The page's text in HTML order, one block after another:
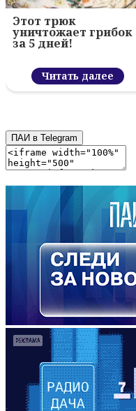
Этот трюк
уничтожает грибок
за 5 дней!
Читать далее
ПАИ в Telegram